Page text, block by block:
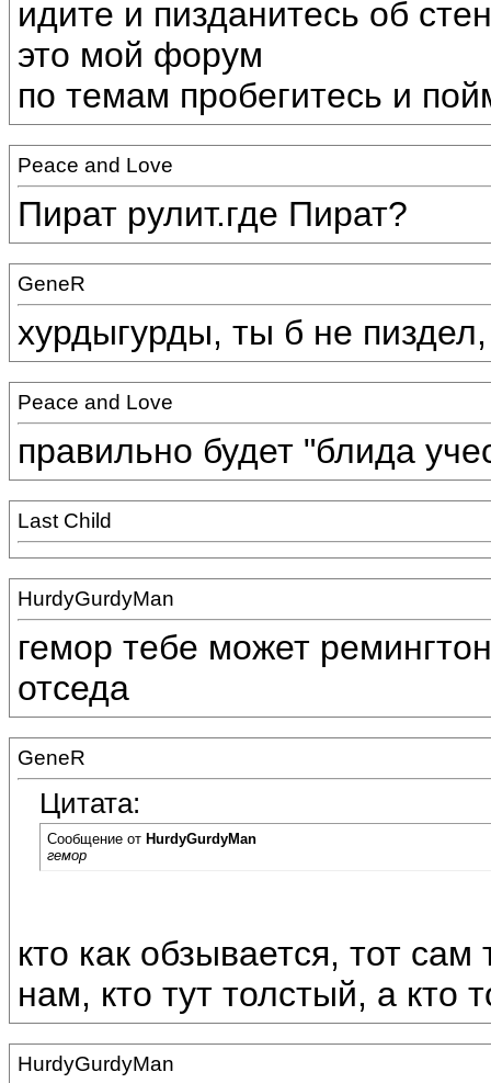
идите и пизданитесь об
это мой форум
по темам пробегитесь и
Peace and Love
Пират рулит.где Пират?
GeneR
хурдыгурды, ты б не
Peace and Love
правильно будет "блида
Last Child
HurdyGurdyMan
гемор тебе может
отседа
GeneR
Цитата:
Сообщение от HurdyGurdyMan
гемор
кто как обзывается, тот
нам, кто тут толстый, а кто
HurdyGurdyMan